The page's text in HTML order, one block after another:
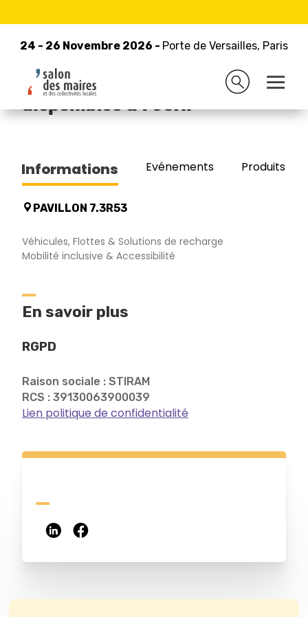
24 - 26 Novembre 2026 - Porte de Versailles, Paris
24 - 26 Novembre 2026 - Porte de Versailles, Paris
Retour à la liste des exposants
STIRAM, Vehicules Utilitaires
disponibles a l'UGAP
Informations Evénements Produits/
PAVILLON 7.3R53
Véhicules, Flottes & Solutions de recharge
Mobilité inclusive & Accessibilité
En savoir plus
RGPD
Raison sociale : STIRAM
RCS : 39130063900039
Lien politique de confidentialité